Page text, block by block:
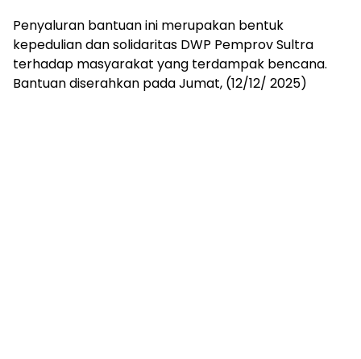
Penyaluran bantuan ini merupakan bentuk
kepedulian dan solidaritas DWP Pemprov Sultra
terhadap masyarakat yang terdampak bencana.
Bantuan diserahkan pada Jumat, (12/12/ 2025)